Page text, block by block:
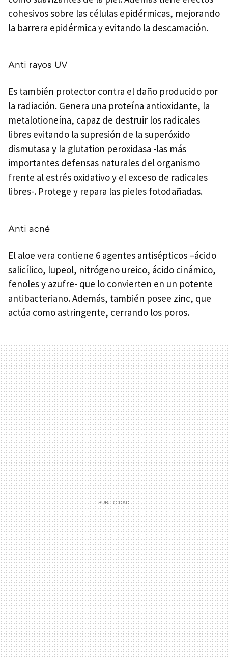
cohesivos sobre las células epidérmicas, mejorando
la barrera epidérmica y evitando la descamación.
Anti rayos UV
Es también protector contra el daño producido por
la radiación. Genera una proteína antioxidante, la
metalotioneína, capaz de destruir los radicales
libres evitando la supresión de la superóxido
dismutasa y la glutation peroxidasa -las más
importantes defensas naturales del organismo
frente al estrés oxidativo y el exceso de radicales
libres-. Protege y repara las pieles fotodañadas.
Anti acné
El aloe vera contiene 6 agentes antisépticos –ácido
salicílico, lupeol, nitrógeno ureico, ácido cinámico,
fenoles y azufre- que lo convierten en un potente
antibacteriano. Además, también posee zinc, que
actúa como astringente, cerrando los poros.